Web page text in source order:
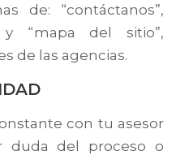
de: “contáctanos”,
y “mapa del sitio”,
de las agencias.
con tu asesor
duda del proceso o